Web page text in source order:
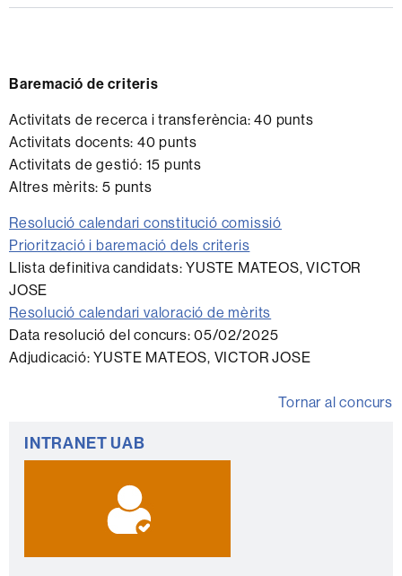
Baremació de criteris
Activitats de recerca i transferència: 40 punts
Activitats docents: 40 punts
Activitats de gestió: 15 punts
Altres mèrits: 5 punts
Resolució calendari constitució comissió
Priorització i baremació dels criteris
Llista definitiva candidats: YUSTE MATEOS, VICTOR
JOSE
Resolució calendari valoració de mèrits
Data resolució del concurs: 05/02/2025
Adjudicació: YUSTE MATEOS, VICTOR JOSE
Tornar al concurs
Informació
complementària
INTRANET UAB